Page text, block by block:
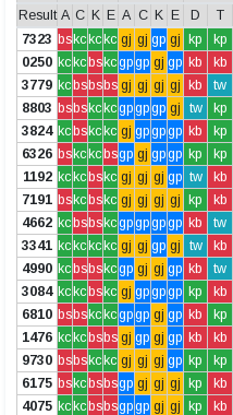
Result A C K E A C K E D T
7323 bskckckc gj gj gp gj kp kp
0250 kckcbskcgpgp gj gp kb kb
3779 kcbsbsbs gj gj gj gj kb tw
8803 bsbskckcgpgpgp gj tw kp
3824 kcbskckc gj gpgpgp kb kp
6326 bskckcbsgp gj gpgp kp kp
1192 kckcbskc gj gj gj gp tw kb
7191 bskcbskc gj gj gj gj kp kb
4662 kcbsbskcgpgpgpgp kb tw
3341 kckckckc gj gj gp gj tw kb
4990 kcbsbskcgp gj gj gp kb tw
3084 kckcbskc gj gpgpgp kp kb
6810 bsbskckcgpgp gj gp kb kp
1476 kckcbsbs gj gp gj gp kb kb
9730 bsbskckc gj gj gj gp kp kp
6175 bskcbsbsgp gj gj gj kp kb
4075 kckcbsbsgpgp gj gj kp kb